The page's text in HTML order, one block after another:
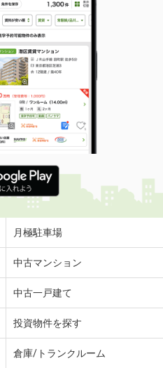
月極駐車場
中古マンション
中古一戸建て
投資物件を探す
倉庫/トランクルーム